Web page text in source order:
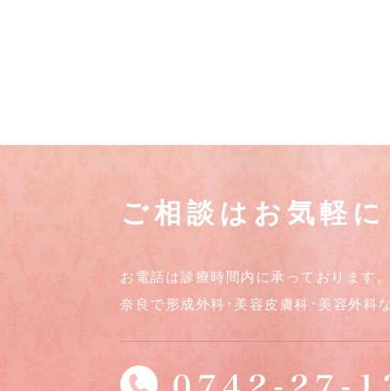
ご相談はお気軽に
お電話は診療時間内に承っております。
奈良で形成外科･美容皮膚科･美容外科